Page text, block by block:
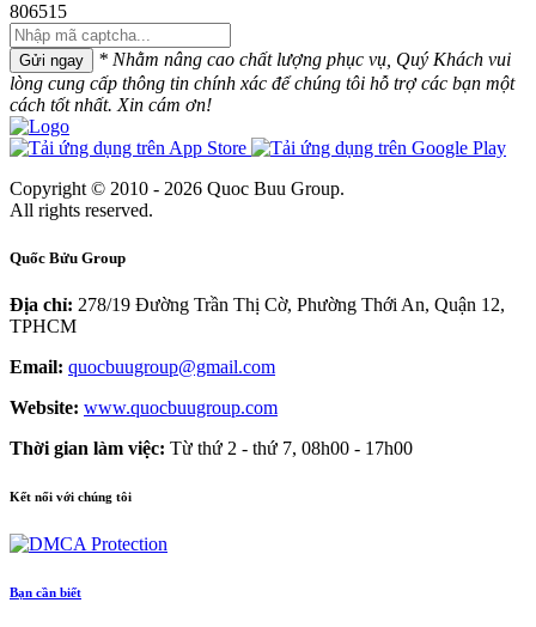
806515
Gửi ngay
* Nhằm nâng cao chất lượng phục vụ, Quý Khách vui
lòng cung cấp thông tin chính xác để chúng tôi hỗ trợ các bạn một
cách tốt nhất. Xin cám ơn!
Copyright © 2010 - 2026 Quoc Buu Group.
All rights reserved.
Quốc Bửu Group
Địa chỉ: 278/19 Đường Trần Thị Cờ, Phường Thới An, Quận 12,
TPHCM
Email: quocbuugroup@gmail.com
Website: www.quocbuugroup.com
Thời gian làm việc: Từ thứ 2 - thứ 7, 08h00 - 17h00
Kết nối với chúng tôi
Bạn cần biết